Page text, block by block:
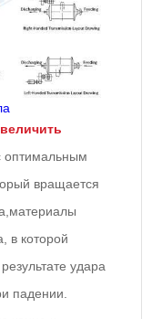
оптимальным
вращается
в которой
удара
падении.